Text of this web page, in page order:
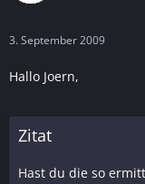
3. September 2009
Hallo Joern,
Zitat
Hast du die so